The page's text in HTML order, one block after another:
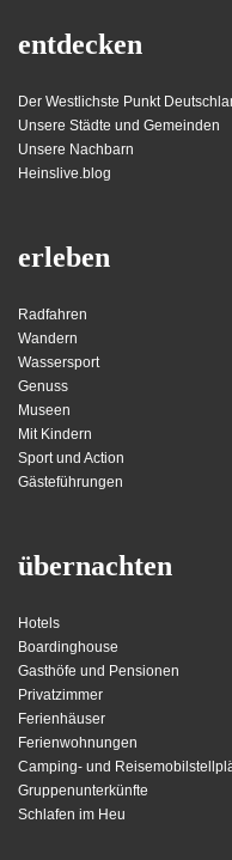
entdecken
Der Westlichste Punkt
Unsere Städte und Gemeinden
Unsere Nachbarn
Heinslive.blog
erleben
Radfahren
Wandern
Wassersport
Genuss
Museen
Mit Kindern
Sport und Action
Gästeführungen
übernachten
Hotels
Boardinghouse
Gasthöfe und Pensionen
Privatzimmer
Ferienhäuser
Ferienwohnungen
Camping- und
Gruppenunterkünfte
Schlafen im Heu